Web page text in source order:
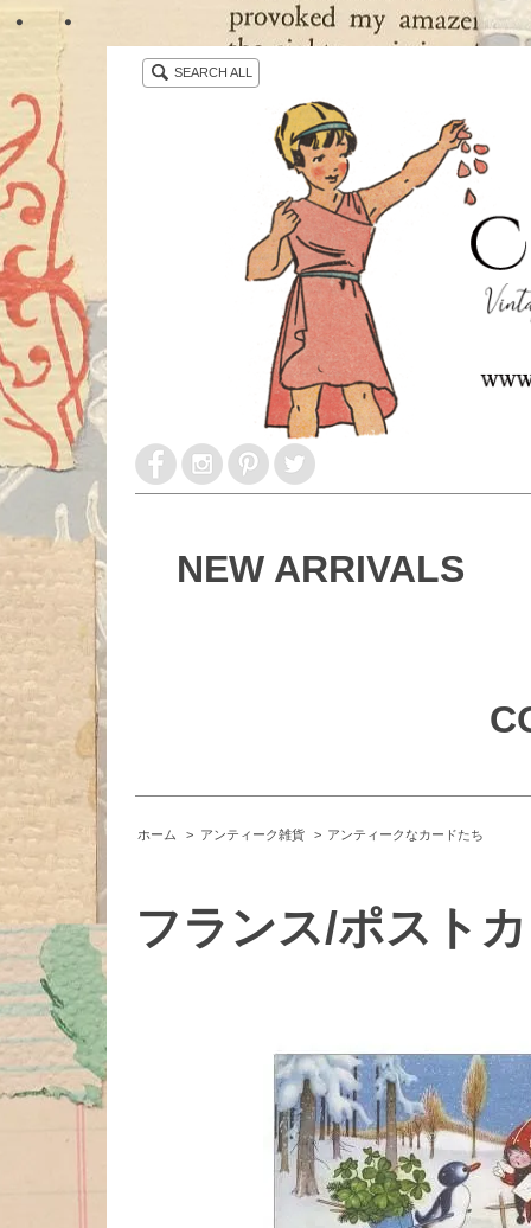
・ ・
SEARCH ALL
NEW ARRIVALS
ホーム > アンティーク雑貨 > アンティークなカードたち
フランス/ポスト